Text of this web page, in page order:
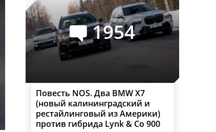
1954
Повесть NOS. Два BMW X7
(новый калининградский и
рестайлинговый из Америки)
против гибрида Lynk & Co 900